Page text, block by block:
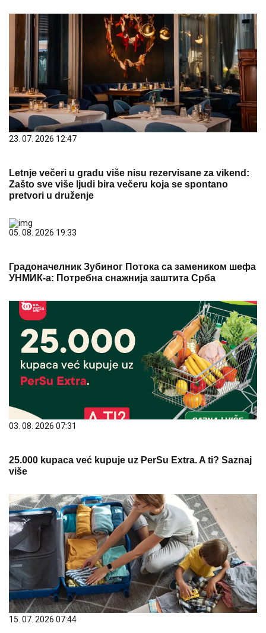
23. 07. 2026 12:47
Letnje večeri u gradu više nisu rezervisane za vikend:
Zašto sve više ljudi bira večeru koja se spontano
pretvori u druženje
05. 08. 2026 19:33
Градоначелник Зубиног Потока са замеником шефа
УНМИК-а: Потребна снажнија заштита Срба
03. 08. 2026 07:31
25.000 kupaca već kupuje uz PerSu Extra. A ti? Saznaj
više
15. 07. 2026 07:44